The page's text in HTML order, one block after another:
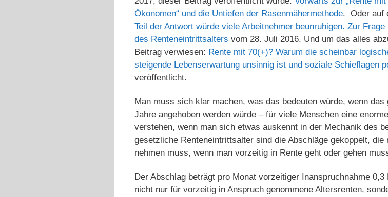
Ökonomen“ und die Untiefen der Rasenmähermethode. Oder auf
Teil der Antwort würde viele Arbeitnehmer beunruhigen. Zur
des Renteneintrittsalters vom 28. Juli 2016. Und um das alles
Beitrag verwiesen: Rente mit 70(+)? Warum die scheinbar
steigende Lebenserwartung unsinnig ist und soziale Schieflagen
veröffentlicht.
Man muss sich klar machen, was das bedeuten würde, wenn
Jahre angehoben werden würde – für viele Menschen eine
verstehen, wenn man sich etwas auskennt in der Mechanik des
gesetzliche Renteneintrittsalter sind die Abschläge gekoppelt,
nehmen muss, wenn man vorzeitig in Rente geht oder gehen
Der Abschlag beträgt pro Monat vorzeitiger Inanspruchnahme
nicht nur für vorzeitig in Anspruch genommene Altersrenten,